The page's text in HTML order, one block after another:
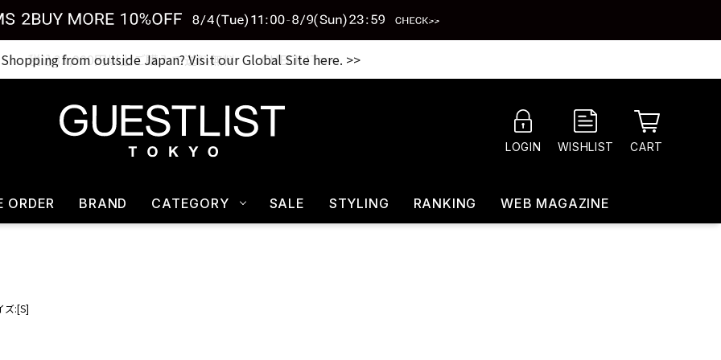
税込33,000円以上ご購入で送料無料 CHECK IT>>
Shopping from outside Japan? Visit our Global Site here. >>
LOGIN WISHLIST CART
ORDER BRAND CATEGORY SALE STYLING RANKING WEB MAGAZINE
ズ:[S]